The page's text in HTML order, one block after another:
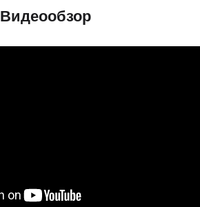
Видеообзор